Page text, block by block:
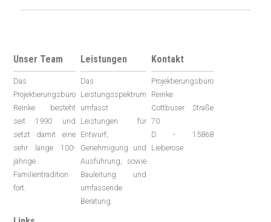
Unser Team
Das
Projektierungsbüro
Reinke besteht
seit 1990 und
setzt damit eine
sehr lange 100-
jährige
Familientradition
fort.
Leistungen
Das
Leistungsspektrum
umfasst
Leistungen für
Entwurf,
Genehmigung und
Ausführung, sowie
Bauleitung und
umfassende
Beratung.
Kontakt
Projektierungsbüro
Reinke
Cottbuser Straße
70
D - 15868
Lieberose